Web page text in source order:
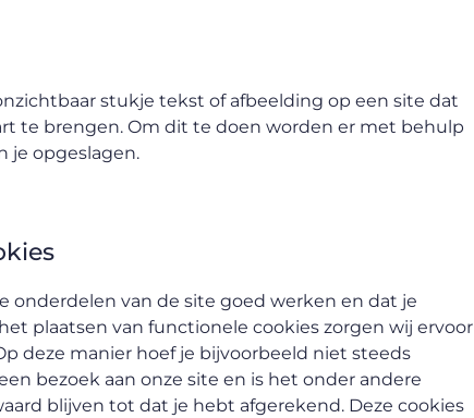
stukje tekst of afbeelding op een site dat
te brengen. Om dit te doen worden er met behulp
je opgeslagen.
onderdelen van de site goed werken en dat je
plaatsen van functionele cookies zorgen wij ervoor
deze manier hoef je bijvoorbeeld niet steeds
bezoek aan onze site en is het onder andere
blijven tot dat je hebt afgerekend. Deze cookies